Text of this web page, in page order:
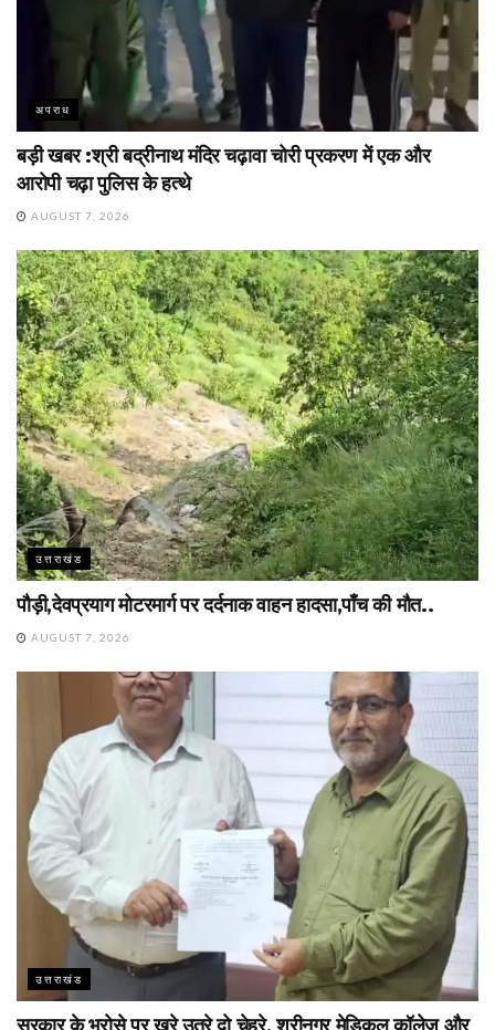
अपराध
बड़ी खबर :श्री बद्रीनाथ मंदिर चढ़ावा चोरी प्रकरण में एक और
आरोपी चढ़ा पुलिस के हत्थे
AUGUST 7, 2026
उत्तराखंड
पौड़ी,देवप्रयाग मोटरमार्ग पर दर्दनाक वाहन हादसा,पाँच की मौत..
AUGUST 7, 2026
उत्तराखंड